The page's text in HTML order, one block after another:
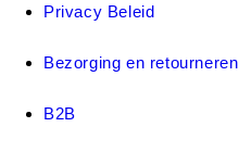
Privacy Beleid
Bezorging en retourneren
B2B